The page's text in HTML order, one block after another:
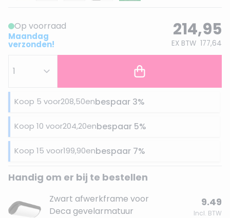
Op voorraad
Maandag
verzonden!
214,95
EX BTW 177,64
Koop 5 voor208,50enbespaar 3%
Koop 10 voor204,20enbespaar 5%
Koop 15 voor199,90enbespaar 7%
Handig om er bij te bestellen
Zwart afwerkframe voor
Deca gevelarmatuur
9.49
Incl. BTW